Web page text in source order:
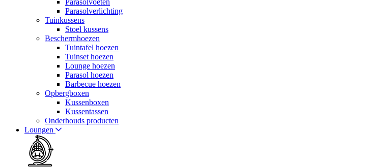
Parasolverlichting
Tuinkussens
Stoel kussens
Beschermhoezen
Tuintafel hoezen
Tuinset hoezen
Lounge hoezen
Parasol hoezen
Barbecue hoezen
Opbergboxen
Kussenboxen
Kussentassen
Onderhouds producten
Loungen